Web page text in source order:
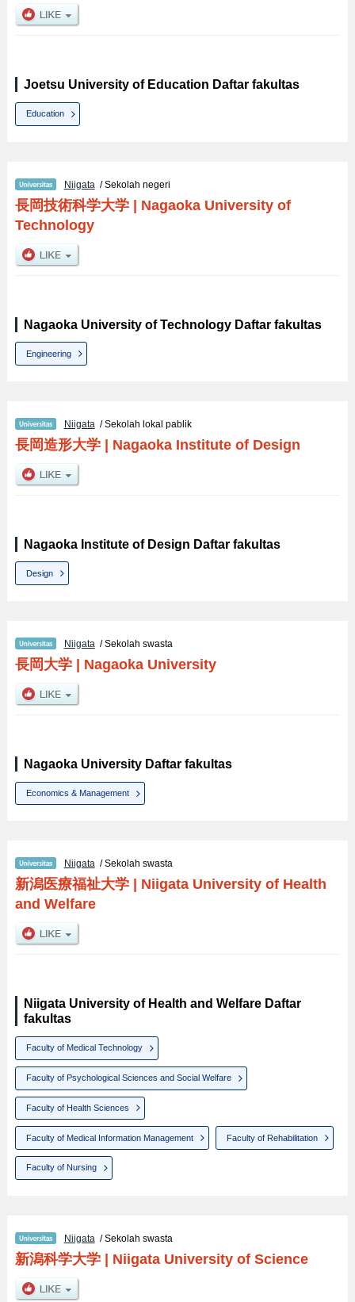
Joetsu University of Education Daftar fakultas
Education
Niigata / Sekolah negeri
長岡技術科学大学| Nagaoka University of
Technology
Nagaoka University of Technology Daftar fakultas
Engineering
Niigata/ Sekolah lokal pablik
長岡造形大学| Nagaoka Institute of Design
Nagaoka Institute of Design Daftar fakultas
Design
Niigata/ Sekolah swasta
長岡大学| Nagaoka University
Nagaoka University Daftar fakultas
Economics & Management
Niigata/ Sekolah swasta
新潟医療福祉大学| Niigata University of Health
and Welfare
Niigata University of Health and Welfare Daftar
fakultas
Faculty of Medical Technology
Faculty of Psychological Sciences and Social Welfare
Faculty of Health Sciences
Faculty of Medical Information Management Faculty of Rehabilitation
Faculty of Nursing
Niigata/ Sekolah swasta
新潟科学大学| Niigata University of Science